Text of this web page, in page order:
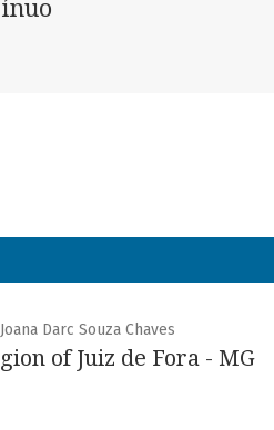
Darc Souza Chaves
of Juiz de Fora - MG